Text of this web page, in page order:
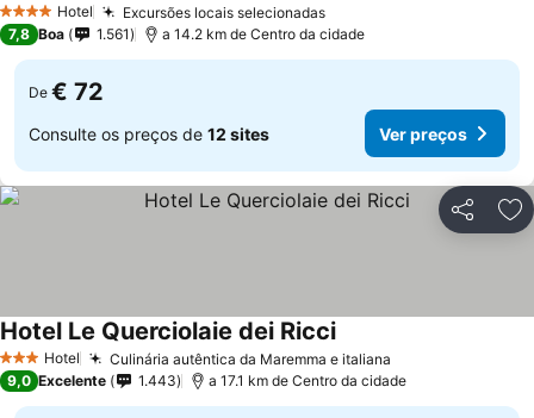
4 EstrelasHotel Excursões locais selecionadas
7,8 Boa 1.561 a 14.2 km de Centro da cidade
De € 72
Consulte os preços de 12 sites Ver preços
Partilhar
3 EstrelasHotel Culinária autêntica da Maremma e italiana
Hotel Le Querciolaie dei Ricci
9,0 Excelente 1.443 a 17.1 km de Centro da cidade